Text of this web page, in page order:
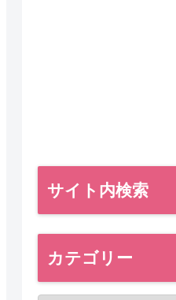
サイト内検索
カテゴリー